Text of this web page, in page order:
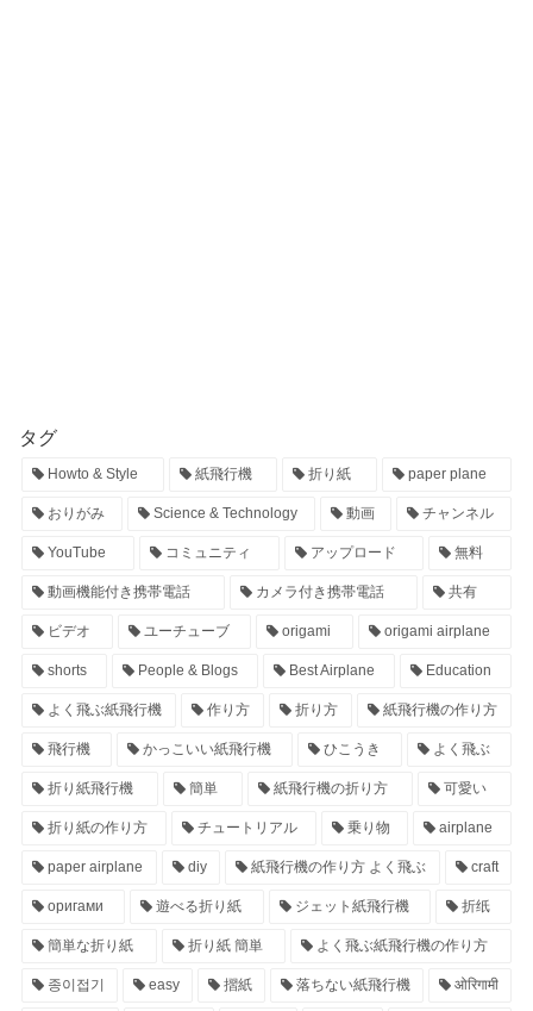
タグ
Howto & Style 紙飛行機 折り紙 paper plane
おりがみ Science & Technology 動画 チャンネル
YouTube コミュニティ アップロード 無料
動画機能付き携帯電話 カメラ付き携帯電話 共有
ビデオ ユーチューブ origami origami airplane
shorts People & Blogs Best Airplane Education
よく飛ぶ紙飛行機 作り方 折り方 紙飛行機の作り方
飛行機 かっこいい紙飛行機 ひこうき よく飛ぶ
折り紙飛行機 簡単 紙飛行機の折り方 可愛い
折り紙の作り方 チュートリアル 乗り物 airplane
paper airplane diy 紙飛行機の作り方 よく飛ぶ craft
оригами 遊べる折り紙 ジェット紙飛行機 折纸
簡単な折り紙 折り紙 簡単 よく飛ぶ紙飛行機の作り方
종이접기 easy 摺紙 落ちない紙飛行機 ओरिगामी